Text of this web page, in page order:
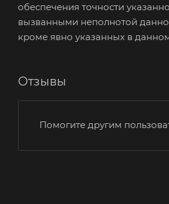
обеспечения точности
вызванными неполнотой
кроме явно указанных в
Отзывы
Помогите другим